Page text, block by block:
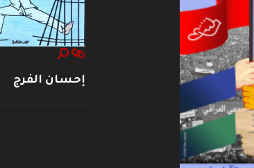
إحسان الفرج